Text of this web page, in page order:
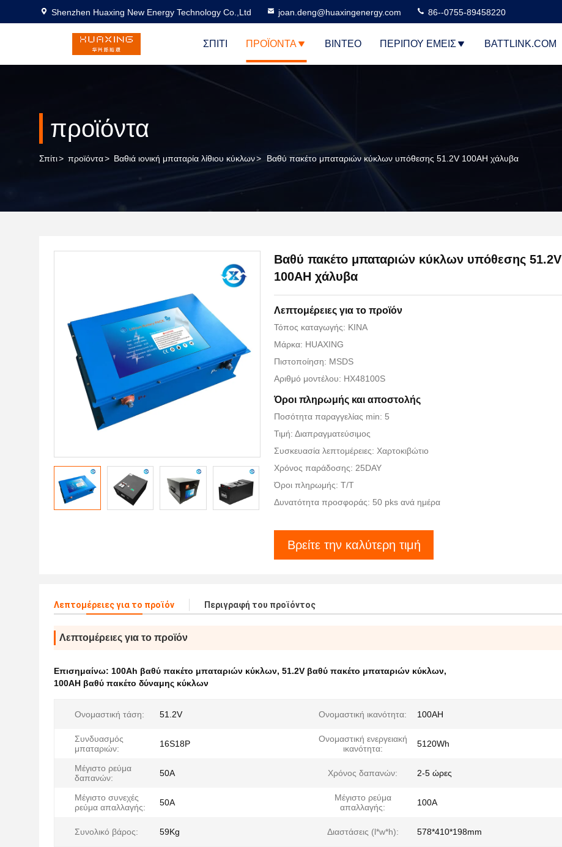
Shenzhen Huaxing New Energy Technology Co.,Ltd joan.deng@huaxingenergy.com 86--0755-89458220
ΣΠΊΤΙ ΠΡΟΪΌΝΤΑ ΒΊΝΤΕΟ ΠΕΡΊΠΟΥ ΕΜΕΊΣ BATTLINK.COM
προϊόντα
Σπίτι> προϊόντα> Βαθιά ιονική μπαταρία λίθιου κύκλων> Βαθύ πακέτο μπαταριών κύκλων υπόθεσης 51.2V 100AH χάλυβα
Βαθύ πακέτο μπαταριών κύκλων υπόθεσης 51.2V
100AH χάλυβα
Λεπτομέρειες για το προϊόν
Τόπος καταγωγής: ΚΙΝΑ
Μάρκα: HUAXING
Πιστοποίηση: MSDS
Αριθμό μοντέλου: HX48100S
Όροι πληρωμής και αποστολής
Ποσότητα παραγγελίας min: 5
Τιμή: Διαπραγματεύσιμος
Συσκευασία λεπτομέρειες: Χαρτοκιβώτιο
Χρόνος παράδοσης: 25DAY
Όροι πληρωμής: T/T
Δυνατότητα προσφοράς: 50 pks ανά ημέρα
Βρείτε την καλύτερη τιμή
Λεπτομέρειες για το προϊόν Περιγραφή του προϊόντος
Λεπτομέρειες για το προϊόν
Επισημαίνω: 100Ah βαθύ πακέτο μπαταριών κύκλων, 51.2V βαθύ πακέτο μπαταριών κύκλων,
100AH βαθύ πακέτο δύναμης κύκλων
Ονομαστική τάση: 51.2V Ονομαστική ικανότητα: 100AH
Συνδυασμός
μπαταριών:
16S18P
Ονομαστική ενεργειακή
ικανότητα:
5120Wh
Μέγιστο ρεύμα
δαπανών:
50A Χρόνος δαπανών: 2-5 ώρες
Μέγιστο συνεχές
ρεύμα απαλλαγής:
50A
Μέγιστο ρεύμα
απαλλαγής:
100A
Συνολικό βάρος: 59Kg Διαστάσεις (l*w*h): 578*410*198mm